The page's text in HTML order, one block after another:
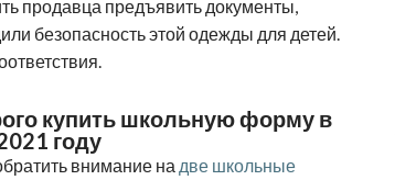
продавца предъявить документы,
безопасность этой одежды для детей.
купить школьную форму в
году
внимание на две школьные